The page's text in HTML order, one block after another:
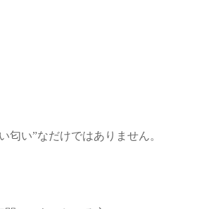
匂い”なだけではありません。